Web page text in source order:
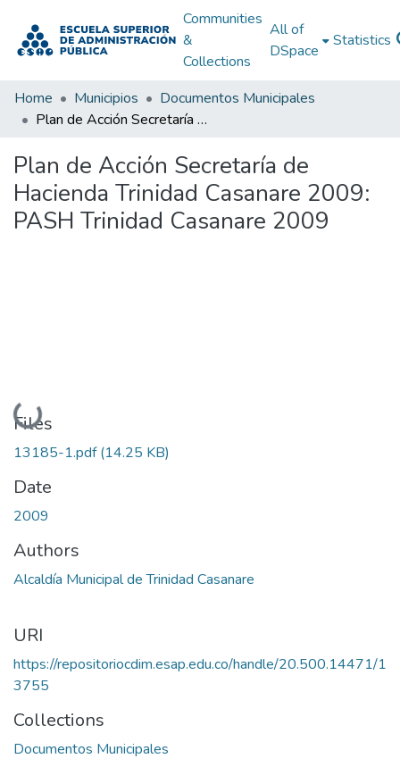
Communities
&
Collections
All of
DSpace
Statistics
Home Municipios
Documentos Municipales
Plan de Acción Secretaría de Hacienda Trinidad Casanare 2009: PASH Trinidad Casanare 2009
Plan de Acción Secretaría de
Hacienda Trinidad Casanare 2009:
PASH Trinidad Casanare 2009
Loading...
Files
13185-1.pdf(14.25 KB)
Date
2009
Authors
Alcaldía Municipal de Trinidad Casanare
URI
https://repositoriocdim.esap.edu.co/handle/20.500.14471/1
3755
Collections
Documentos Municipales